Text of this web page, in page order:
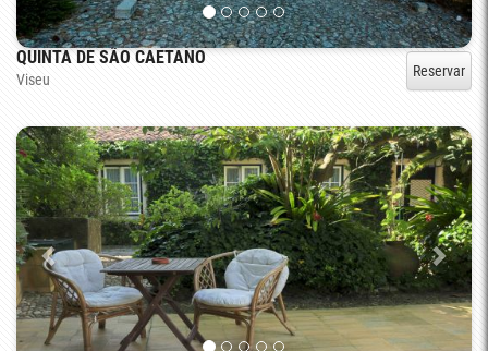
QUINTA DE SÃO CAETANO
Viseu Reservar